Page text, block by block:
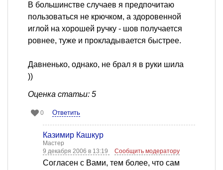
В большинстве случаев я предпочитаю
пользоваться не крючком, а здоровенной
иглой на хорошей ручку - шов получается
ровнее, туже и прокладывается быстрее.
Давненько, однако, не брал я в руки шила
))
Оценка статьи: 5
0 Ответить
Казимир Кашкур
Мастер
9 декабря 2006 в 13:19
Сообщить модератору
Согласен с Вами, тем более, что сам